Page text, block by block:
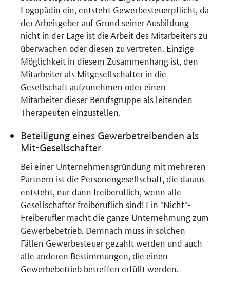
Logopädin ein, entsteht Gewerbesteuerpflicht, da
der Arbeitgeber auf Grund seiner Ausbildung
nicht in der Lage ist die Arbeit des Mitarbeiters zu
überwachen oder diesen zu vertreten. Einzige
Möglichkeit in diesem Zusammenhang ist, den
Mitarbeiter als Mitgesellschafter in die
Gesellschaft aufzunehmen oder einen
Mitarbeiter dieser Berufsgruppe als leitenden
Therapeuten einzustellen.
Beteiligung eines Gewerbetreibenden als
Mit-Gesellschafter
Bei einer Unternehmensgründung mit mehreren
Partnern ist die Personengesellschaft, die daraus
entsteht, nur dann freiberuflich, wenn alle
Gesellschafter freiberuflich sind! Ein "Nicht"-
Freiberufler macht die ganze Unternehmung zum
Gewerbebetrieb. Demnach muss in solchen
Fällen Gewerbesteuer gezahlt werden und auch
alle anderen Bestimmungen, die einen
Gewerbebetrieb betreffen erfüllt werden.